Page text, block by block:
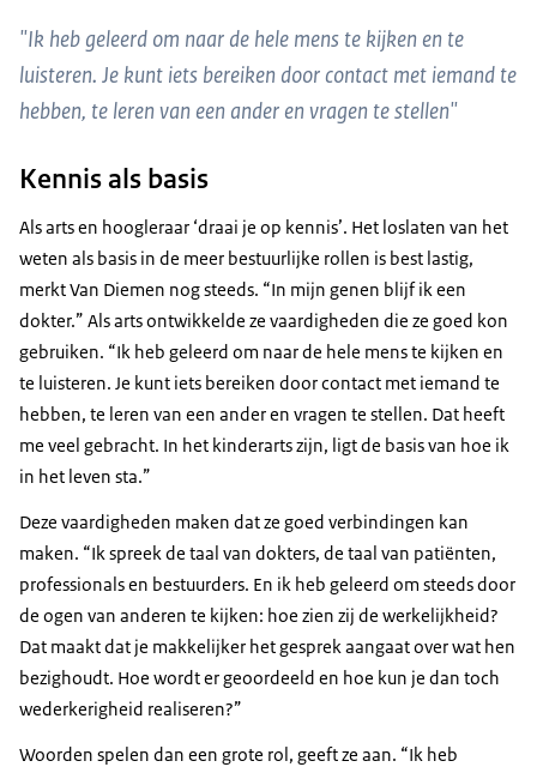
"Ik heb geleerd om naar de hele mens te kijken en te
luisteren. Je kunt iets bereiken door contact met iemand te
hebben, te leren van een ander en vragen te stellen"
Kennis als basis
Als arts en hoogleraar ‘draai je op kennis’. Het loslaten van het
weten als basis in de meer bestuurlijke rollen is best lastig,
merkt Van Diemen nog steeds. “In mijn genen blijf ik een
dokter.” Als arts ontwikkelde ze vaardigheden die ze goed kon
gebruiken. “Ik heb geleerd om naar de hele mens te kijken en
te luisteren. Je kunt iets bereiken door contact met iemand te
hebben, te leren van een ander en vragen te stellen. Dat heeft
me veel gebracht. In het kinderarts zijn, ligt de basis van hoe ik
in het leven sta.”
Deze vaardigheden maken dat ze goed verbindingen kan
maken. “Ik spreek de taal van dokters, de taal van patiënten,
professionals en bestuurders. En ik heb geleerd om steeds door
de ogen van anderen te kijken: hoe zien zij de werkelijkheid?
Dat maakt dat je makkelijker het gesprek aangaat over wat hen
bezighoudt. Hoe wordt er geoordeeld en hoe kun je dan toch
wederkerigheid realiseren?”
Woorden spelen dan een grote rol, geeft ze aan. “Ik heb